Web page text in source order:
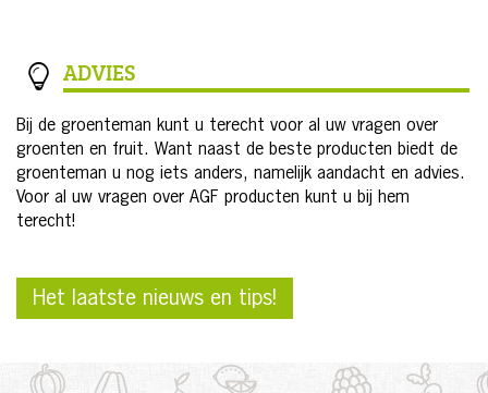
ADVIES
Bij de groenteman kunt u terecht voor al uw vragen over
groenten en fruit. Want naast de beste producten biedt de
groenteman u nog iets anders, namelijk aandacht en advies.
Voor al uw vragen over AGF producten kunt u bij hem
terecht!
Het laatste nieuws en tips!